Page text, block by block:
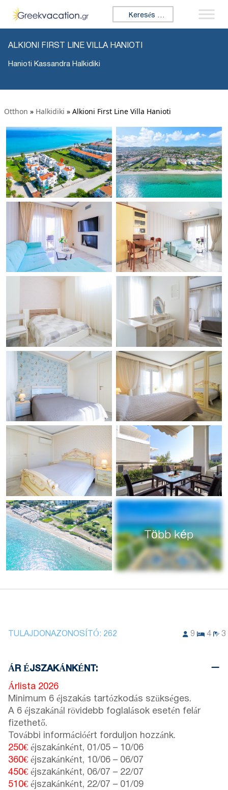
Keresés:
ALKIONI FIRST LINE VILLA HANIOTI
Hanioti Kassandra Halkidiki
Otthon » Halkidiki » Alkioni First Line Villa Hanioti
Több kép
TULAJDONAZONOSÍTÓ: 262 9 4 3
ÁR ÉJSZAKÁNKÉNT:
Árlista 2026
Minimum 6 éjszakás tartózkodás szükséges.
A 6 éjszakánál rövidebb foglalások esetén felár
fizethető.
További információért forduljon hozzánk.
250€ éjszakánként, 01/05 – 10/06
360€ éjszakánként, 10/06 – 06/07
450€ éjszakánként, 06/07 – 22/07
510€ éjszakánként, 22/07 – 01/09